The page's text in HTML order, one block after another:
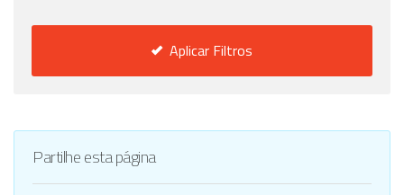
Aplicar Filtros
Partilhe esta página